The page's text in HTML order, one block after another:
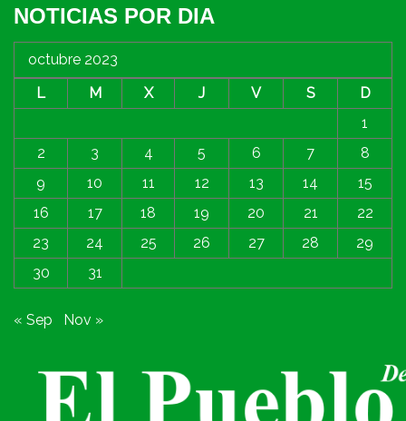
NOTICIAS POR DIA
octubre 2023
L
M X J V S
D
1
2
3 4 5 6 7
8
9
10 11 12 13 14
15
16
17 18 19 20 21
22
23
24 25 26 27 28
29
30
31
« Sep Nov »